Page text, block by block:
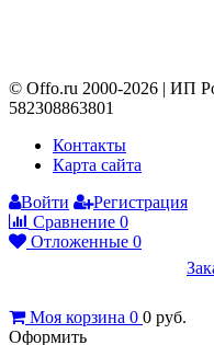
© Offo.ru 2000-2026 | ИП
582308863801
Контакты
Карта сайта
Войти
Регистрация
Сравнение 0
Отложенные 0
Моя корзина 0 0 руб.
Оформить